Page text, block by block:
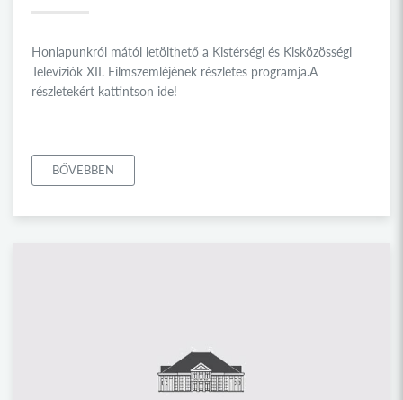
Honlapunkról mától letölthető a Kistérségi és Kisközösségi
Televíziók XII. Filmszemléjének részletes programja.A
részletekért kattintson ide!
BŐVEBBEN